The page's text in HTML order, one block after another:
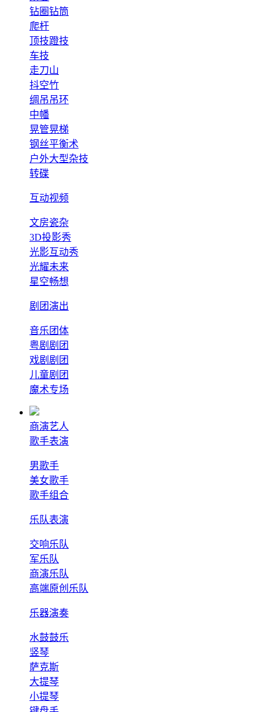
钻圈钻筒
爬杆
顶技蹬技
车技
走刀山
抖空竹
绸吊吊环
中幡
晃管晃梯
钢丝平衡术
户外大型杂技
转碟
互动视频
文房瓷杂
3D投影秀
光影互动秀
光耀未来
星空畅想
剧团演出
音乐团体
粤剧剧团
戏剧剧团
儿童剧团
魔术专场
商演艺人
歌手表演
男歌手
美女歌手
歌手组合
乐队表演
交响乐队
军乐队
商演乐队
高端原创乐队
乐器演奏
水鼓鼓乐
竖琴
萨克斯
大提琴
小提琴